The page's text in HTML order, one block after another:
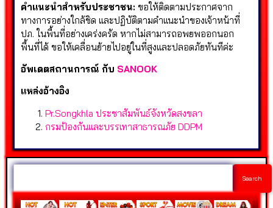
คำแนะนำสำหรับประชาชน: ขอให้ติดตามประกาศจาก
ทางการอย่างใกล้ชิด และปฏิบัติตามคำแนะนำของเจ้าหน้าที่
ปภ. ในพื้นที่อย่างเคร่งครัด หากไม่สามารถอพยพออกนอก
พื้นที่ได้ ขอให้เคลื่อนย้ายไปอยู่ในที่สูงและปลอดภัยทันทีค่ะ
อัพเดตสถานการณ์ กับ SANOOK
แหล่งอ้างอิง
Pr.Songkhla ประชาสัมพันธ์จังหวัดสงขลา
กรมป้องกันและบรรเทาสาธารณภัย DDPM
Search